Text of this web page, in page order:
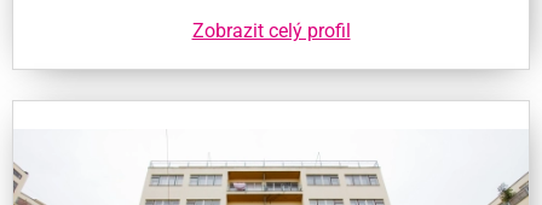
Zobrazit celý profil